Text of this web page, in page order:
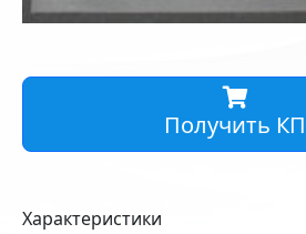
Получить КП
Характеристики